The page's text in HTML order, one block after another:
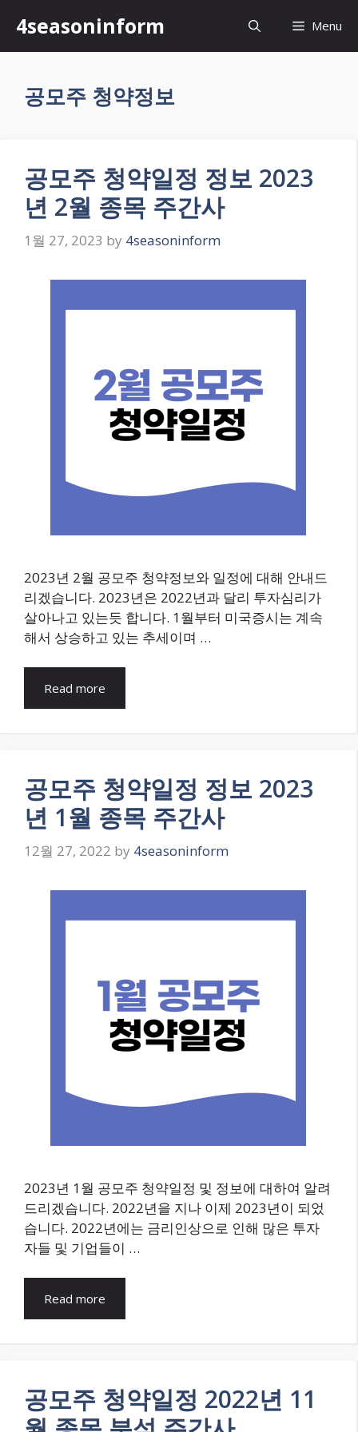
content
4seasoninform Menu
공모주 청약정보
공모주 청약일정 정보 2023
년 2월 종목 주간사
1월 27, 2023 by 4seasoninform
2023년 2월 공모주 청약정보와 일정에 대해 안내드
리겠습니다. 2023년은 2022년과 달리 투자심리가
살아나고 있는듯 합니다. 1월부터 미국증시는 계속
해서 상승하고 있는 추세이며 …
Read more
공모주 청약일정 정보 2023
년 1월 종목 주간사
12월 27, 2022 by 4seasoninform
2023년 1월 공모주 청약일정 및 정보에 대하여 알려
드리겠습니다. 2022년을 지나 이제 2023년이 되었
습니다. 2022년에는 금리인상으로 인해 많은 투자
자들 및 기업들이 …
Read more
공모주 청약일정 2022년 11